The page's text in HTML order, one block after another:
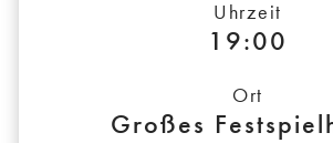
Uhrzeit
19:00
Ort
Großes